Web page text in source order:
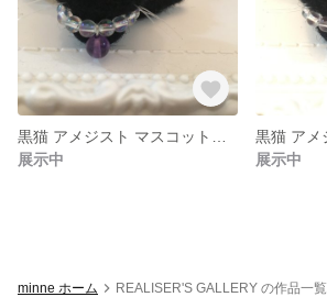
展示中
展示中
minne ホーム REALISER'S GALLERY の作品一覧